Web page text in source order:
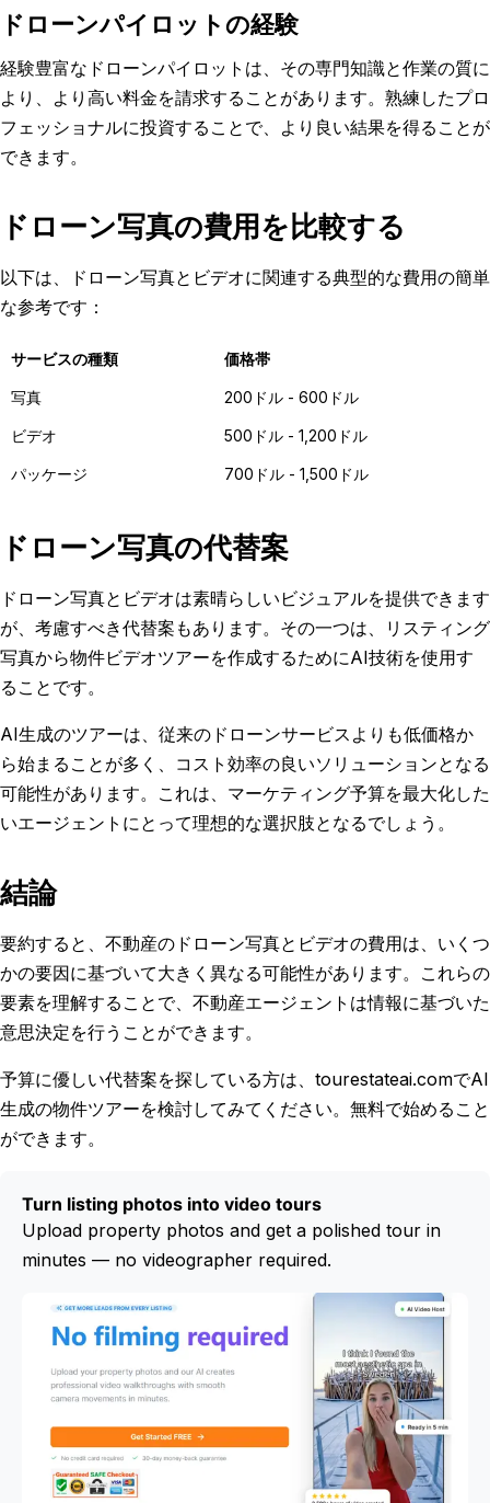
ドローンパイロットの経験
経験豊富なドローンパイロットは、その専門知識と作業の質に
より、より高い料金を請求することがあります。熟練したプロ
フェッショナルに投資することで、より良い結果を得ることが
できます。
ドローン写真の費用を比較する
以下は、ドローン写真とビデオに関連する典型的な費用の簡単
な参考です：
サービスの種類 価格帯
写真 200ドル - 600ドル
ビデオ 500ドル - 1,200ドル
パッケージ 700ドル - 1,500ドル
ドローン写真の代替案
ドローン写真とビデオは素晴らしいビジュアルを提供できます
が、考慮すべき代替案もあります。その一つは、リスティング
写真から物件ビデオツアーを作成するためにAI技術を使用す
ることです。
AI生成のツアーは、従来のドローンサービスよりも低価格か
ら始まることが多く、コスト効率の良いソリューションとなる
可能性があります。これは、マーケティング予算を最大化した
いエージェントにとって理想的な選択肢となるでしょう。
結論
要約すると、不動産のドローン写真とビデオの費用は、いくつ
かの要因に基づいて大きく異なる可能性があります。これらの
要素を理解することで、不動産エージェントは情報に基づいた
意思決定を行うことができます。
予算に優しい代替案を探している方は、tourestateai.comでAI
生成の物件ツアーを検討してみてください。無料で始めること
ができます。
Turn listing photos into video tours
Upload property photos and get a polished tour in
minutes — no videographer required.